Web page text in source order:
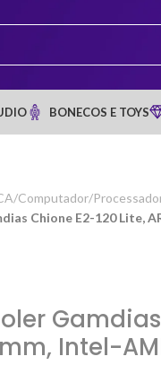
BONECOS E TOYS
/Computador/
Chione E2-120 Lite,
Intel-